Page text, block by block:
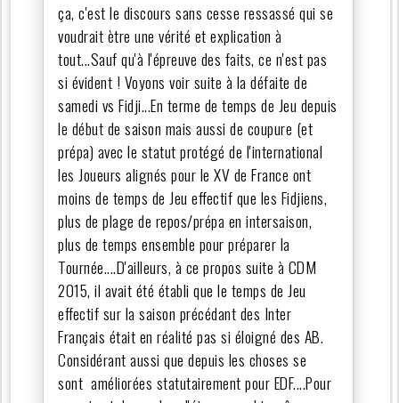
ça, c'est le discours sans cesse ressassé qui se
voudrait ètre une vérité et explication à
tout...Sauf qu'à l'épreuve des faits, ce n'est pas
si évident ! Voyons voir suite à la défaite de
samedi vs Fidji...En terme de temps de Jeu depuis
le début de saison mais aussi de coupure (et
prépa) avec le statut protégé de l'international
les Joueurs alignés pour le XV de France ont
moins de temps de Jeu effectif que les Fidjiens,
plus de plage de repos/prépa en intersaison,
plus de temps ensemble pour préparer la
Tournée....D'ailleurs, à ce propos suite à CDM
2015, il avait été établi que le temps de Jeu
effectif sur la saison précédant des Inter
Français était en réalité pas si éloigné des AB.
Considérant aussi que depuis les choses se
sont améliorées statutairement pour EDF....Pour